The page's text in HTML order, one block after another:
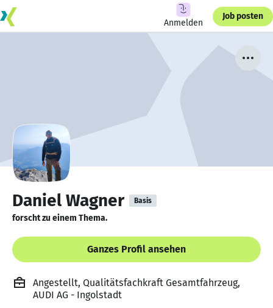
Anmelden
Job posten
Daniel Wagner Basis
forscht zu einem Thema.
Ganzes Profil ansehen
Angestellt, Qualitätsfachkraft Gesamtfahrzeug,
AUDI AG - Ingolstadt